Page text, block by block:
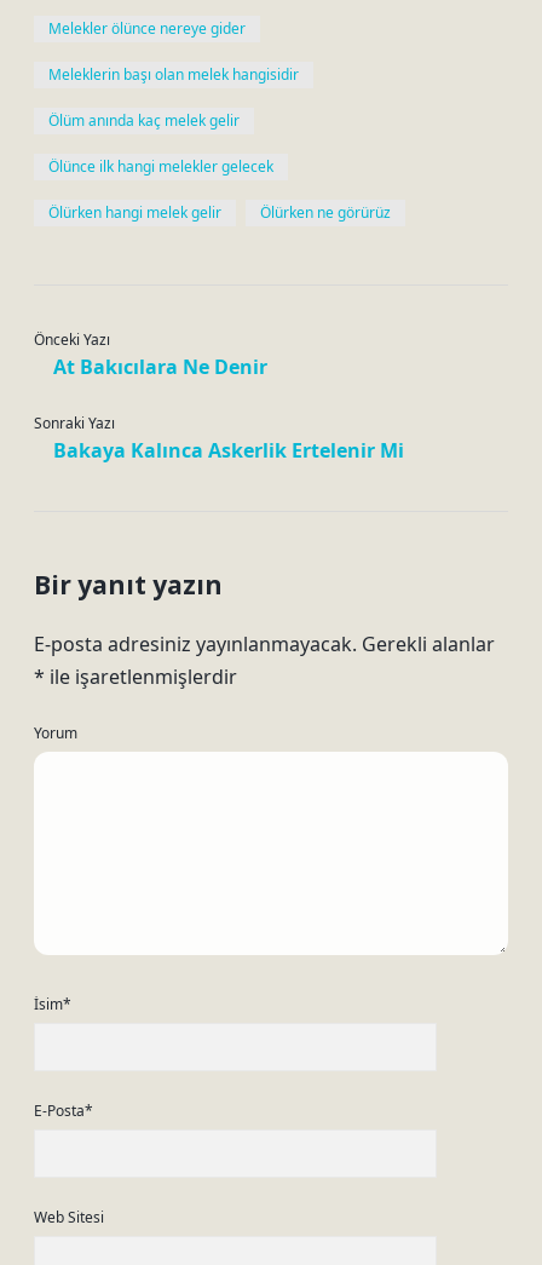
Melekler ölünce nereye gider
Meleklerin başı olan melek hangisidir
Ölüm anında kaç melek gelir
Ölünce ilk hangi melekler gelecek
Ölürken hangi melek gelir Ölürken ne görürüz
Önceki Yazı
At Bakıcılara Ne Denir
Sonraki Yazı
Bakaya Kalınca Askerlik Ertelenir Mi
Bir yanıt yazın
E-posta adresiniz yayınlanmayacak. Gerekli alanlar
* ile işaretlenmişlerdir
Yorum
İsim*
E-Posta*
Web Sitesi